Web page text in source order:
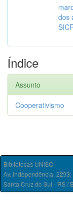
dos
Índice
Assunto
Cooperativismo
Bibliotecas UNISC
Av. Independência,
Santa Cruz do Sul - RS /